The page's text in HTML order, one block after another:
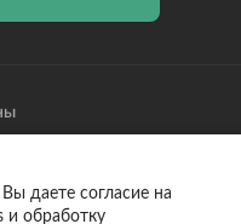
К/С:
даете согласие на
и обработку